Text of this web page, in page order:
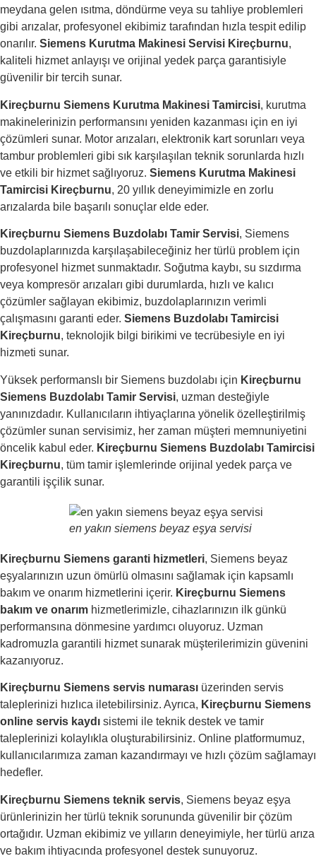
meydana gelen ısıtma, döndürme veya su tahliye problemleri
gibi arızalar, profesyonel ekibimiz tarafından hızla tespit edilip
onarılır. Siemens Kurutma Makinesi Servisi Kireçburnu,
kaliteli hizmet anlayışı ve orijinal yedek parça garantisiyle
güvenilir bir tercih sunar.
Kireçburnu Siemens Kurutma Makinesi Tamircisi, kurutma
makinelerinizin performansını yeniden kazanması için en iyi
çözümleri sunar. Motor arızaları, elektronik kart sorunları veya
tambur problemleri gibi sık karşılaşılan teknik sorunlarda hızlı
ve etkili bir hizmet sağlıyoruz. Siemens Kurutma Makinesi
Tamircisi Kireçburnu, 20 yıllık deneyimimizle en zorlu
arızalarda bile başarılı sonuçlar elde eder.
Kireçburnu Siemens Buzdolabı Tamir Servisi, Siemens
buzdolaplarınızda karşılaşabileceğiniz her türlü problem için
profesyonel hizmet sunmaktadır. Soğutma kaybı, su sızdırma
veya kompresör arızaları gibi durumlarda, hızlı ve kalıcı
çözümler sağlayan ekibimiz, buzdolaplarınızın verimli
çalışmasını garanti eder. Siemens Buzdolabı Tamircisi
Kireçburnu, teknolojik bilgi birikimi ve tecrübesiyle en iyi
hizmeti sunar.
Yüksek performanslı bir Siemens buzdolabı için Kireçburnu
Siemens Buzdolabı Tamir Servisi, uzman desteğiyle
yanınızdadır. Kullanıcıların ihtiyaçlarına yönelik özelleştirilmiş
çözümler sunan servisimiz, her zaman müşteri memnuniyetini
öncelik kabul eder. Kireçburnu Siemens Buzdolabı Tamircisi
Kireçburnu, tüm tamir işlemlerinde orijinal yedek parça ve
garantili işçilik sunar.
en yakın siemens beyaz eşya servisi
Kireçburnu Siemens garanti hizmetleri, Siemens beyaz
eşyalarınızın uzun ömürlü olmasını sağlamak için kapsamlı
bakım ve onarım hizmetlerini içerir. Kireçburnu Siemens
bakım ve onarım hizmetlerimizle, cihazlarınızın ilk günkü
performansına dönmesine yardımcı oluyoruz. Uzman
kadromuzla garantili hizmet sunarak müşterilerimizin güvenini
kazanıyoruz.
Kireçburnu Siemens servis numarası üzerinden servis
taleplerinizi hızlıca iletebilirsiniz. Ayrıca, Kireçburnu Siemens
online servis kaydı sistemi ile teknik destek ve tamir
taleplerinizi kolaylıkla oluşturabilirsiniz. Online platformumuz,
kullanıcılarımıza zaman kazandırmayı ve hızlı çözüm sağlamayı
hedefler.
Kireçburnu Siemens teknik servis, Siemens beyaz eşya
ürünlerinizin her türlü teknik sorununda güvenilir bir çözüm
ortağıdır. Uzman ekibimiz ve yılların deneyimiyle, her türlü arıza
ve bakım ihtiyacında profesyonel destek sunuyoruz.